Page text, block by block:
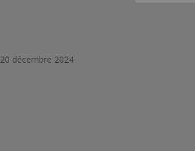
20 décembre 2024